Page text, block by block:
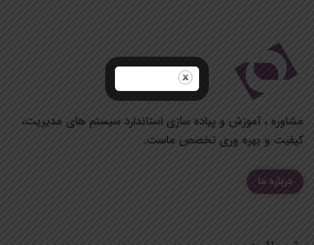
مشاوره ، آموزش و پیاده سازی استاندارد سيستم های مديريت،
کیفیت و بهره وری تخصص ماست.
درباره ما